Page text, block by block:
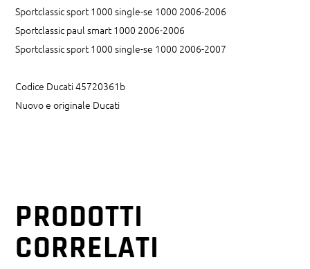
Sportclassic sport 1000 single-se 1000 2006-2006
Sportclassic paul smart 1000 2006-2006
Sportclassic sport 1000 single-se 1000 2006-2007
Codice Ducati 45720361b
Nuovo e originale Ducati
PRODOTTI
CORRELATI